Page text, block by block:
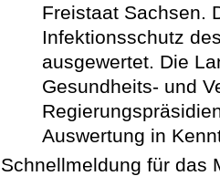
Freistaat Sachsen.
Infektionsschutz
ausgewertet. Die
Gesundheits- und
Auswertung in
Schnellmeldung für das